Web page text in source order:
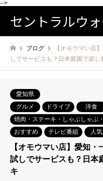
-->
セントラルウ
ブログ
【オモウマい店
しでサービスも？日本庭園で楽し
愛知県
グルメ
ドライブ
洋食
焼肉・ステーキ・しゃぶしゃぶ
おすすめ
テレビ番組 人
【オモウマい店】愛知
試しでサービスも？日本
キ